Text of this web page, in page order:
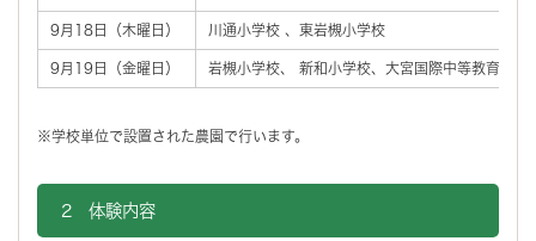
9月18日（木曜日） 川通小学校 、東岩槻小学校
9月19日（金曜日） 岩槻小学校、 新和小学校、大宮国際中等教育学校
※学校単位で設置された農園で行います。
2 体験内容